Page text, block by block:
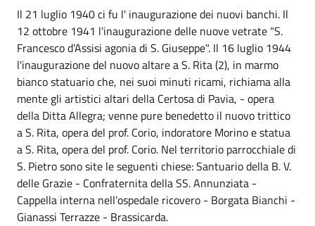
Il 21 luglio 1940 ci fu l' inaugurazione dei nuovi banchi. Il
12 ottobre 1941 l'inaugurazione delle nuove vetrate "S.
Francesco d’Assisi agonia di S. Giuseppe". Il 16 luglio 1944
l'inaugurazione del nuovo altare a S. Rita (2), in marmo
bianco statuario che, nei suoi minuti ricami, richiama alla
mente gli artistici altari della Certosa di Pavia, - opera
della Ditta Allegra; venne pure benedetto il nuovo trittico
a S. Rita, opera del prof. Corio, indoratore Morino e statua
a S. Rita, opera del prof. Corio. Nel territorio parrocchiale di
S. Pietro sono site le seguenti chiese: Santuario della B. V.
delle Grazie - Confraternita della SS. Annunziata -
Cappella interna nell’ospedale ricovero - Borgata Bianchi -
Gianassi Terrazze - Brassicarda.